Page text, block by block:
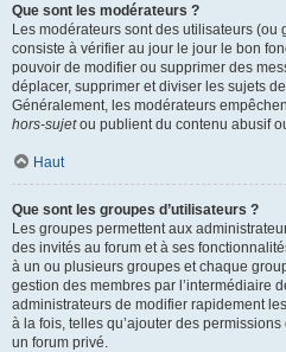
Que sont les modérateurs ?
Les modérateurs sont des utilisateurs (ou
consiste à vérifier au jour le jour le bon
pouvoir de modifier ou supprimer des
déplacer, supprimer et diviser les sujets
Généralement, les modérateurs
hors-sujetou publient du contenu abusif
Haut
Que sont les groupes d’utilisateurs ?
Les groupes permettent aux
des invités au forum et à ses
à un ou plusieurs groupes et chaque
gestion des membres par l’intermédiaire
administrateurs de modifier rapidement
à la fois, telles qu’ajouter des
un forum privé.